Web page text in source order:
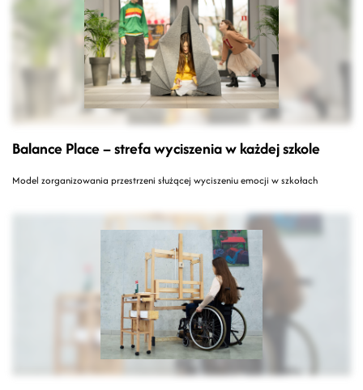
Balance Place – strefa wyciszenia w każdej szkole
Model zorganizowania przestrzeni służącej wyciszeniu emocji w szkołach